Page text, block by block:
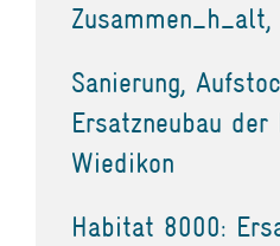
Sanierung,
Ersatzneubau der
Wiedikon
Habitat 8000: